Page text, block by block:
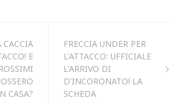
CACCIA
E
CASA?
FRECCIA UNDER PER
L'ATTACCO: UFFICIALE
L'ARRIVO DI
D'INCORONATO! LA
SCHEDA